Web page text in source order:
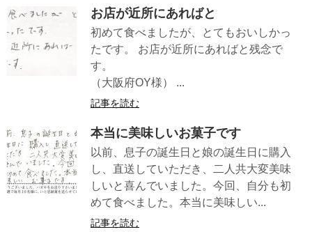
お店が近所にあればと
初めて食べましたが、とてもおいしかっ
たです。 お店が近所にあればと残念で
す。
（大阪府OY様） ...
記事を読む
本当に美味しいお菓子です
以前、息子の誕生日と娘の誕生日に購入
し、直送していただき、二人共大変美味
しいと喜んでいました。今回、自分も初
めて食べました。本当に美味しい...
記事を読む